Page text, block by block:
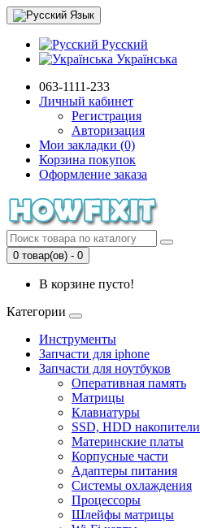
Язык
Русский
Українська
063-1111-233
Личный кабинет
Регистрация
Авторизация
Мои закладки (0)
Корзина покупок
Оформление заказа
0 товар(ов) - 0
В корзине пусто!
Категории
Инструменты
Запчасти для iphone
Запчасти для ноутбуков
Оперативная память
Матрицы
Клавиатуры
SSD, HDD накопители
Материнские платы
Корпусные части
Адаптеры питания
Системы охлаждения
Процессоры
Шлейфы матрицы